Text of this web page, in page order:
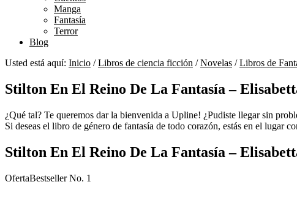
Manga
Fantasía
Terror
Blog
Usted está aquí: Inicio / Libros de ciencia ficción / Novelas / Libros de
Stilton En El Reino De La Fantasía –
¿Qué tal? Te queremos dar la bienvenida a Upline! ¿Pudiste llegar sin
Si deseas el libro de género de fantasía de todo corazón, estás en el lugar
Stilton En El Reino De La Fantasía –
OfertaBestseller No. 1